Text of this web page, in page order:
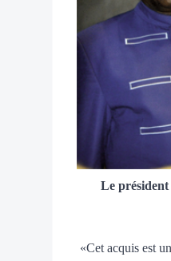
Le
«Cet acquis est